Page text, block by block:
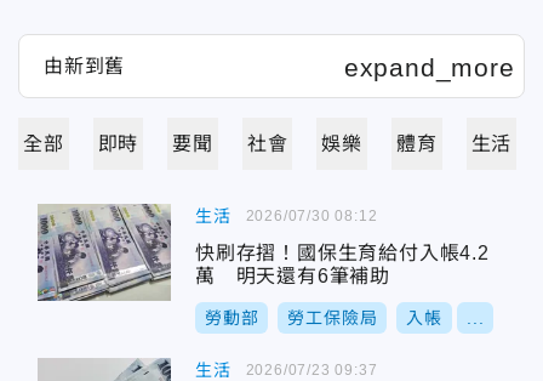
全部 即時 要聞 社會 娛樂 體育 生活
生活
快刷存摺！國保生育給付入帳4.2
萬 明天還有6筆補助
勞動部 勞工保險局 入帳
2026/07/30 08:12
生活 2026/07/23 09:37